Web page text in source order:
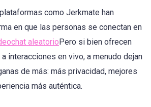
como Jerkmate han
en que las personas se conectan en
aleatorioPero si bien ofrecen
interacciones en vivo, a menudo dejan
de más: más privacidad, mejores
más auténtica.